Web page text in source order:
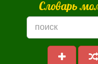
Словарь